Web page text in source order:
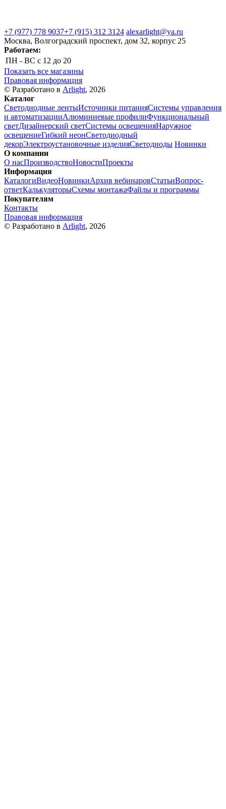
+7 (977) 778 9037+7 (915) 312 3124 alexarlight@ya.ru
Москва, Волгоградский проспект, дом 32, корпус 25
Работаем:
ПН - ВС с 12 до 20
Показать все магазины
Правовая информация
© Разработано в Arlight, 2026
Каталог
Светодиодные лентыИсточники питанияСистемы управления
и автоматизацииАлюминиевые профилиФункциональный
светДизайнерский светСистемы освещенияНаружное
освещениеГибкий неонСветодиодный
декорЭлектроустановочные изделияСветодиоды Новинки
О компании
О насПроизводствоНовостиПроекты
Информация
КаталогиВидеоНовинкиАрхив вебинаровСтатьиВопрос-
ответКалькуляторыСхемы монтажаФайлы и программы
Покупателям
Контакты
Правовая информация
© Разработано в Arlight, 2026